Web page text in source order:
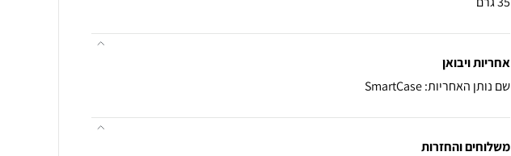
אחריות ויבואן
שם נותן האחריות: SmartCase
משלוחים והחזרות